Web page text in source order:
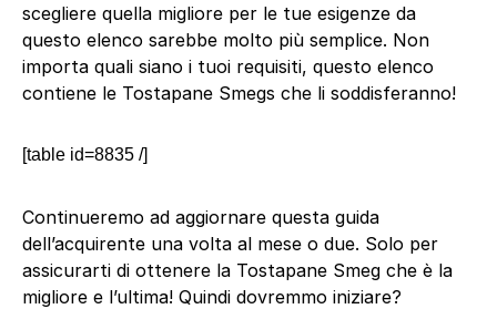
scegliere quella migliore per le tue esigenze da
questo elenco sarebbe molto più semplice. Non
importa quali siano i tuoi requisiti, questo elenco
contiene le Tostapane Smegs che li soddisferanno!
[table id=8835 /]
Continueremo ad aggiornare questa guida
dell’acquirente una volta al mese o due. Solo per
assicurarti di ottenere la Tostapane Smeg che è la
migliore e l’ultima! Quindi dovremmo iniziare?